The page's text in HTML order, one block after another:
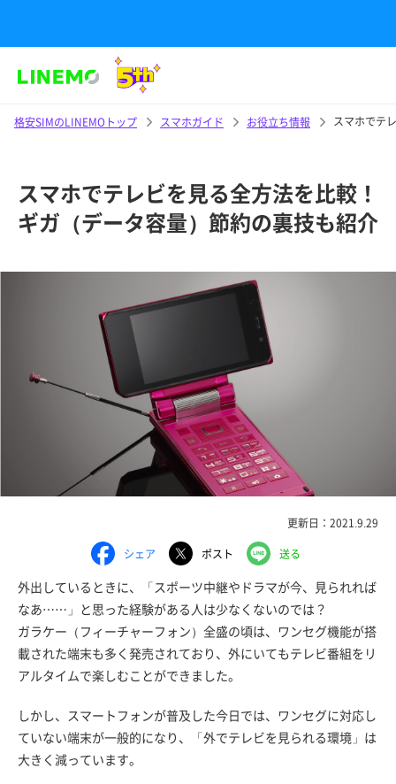
格安SIMのLINEMOトップ スマホガイド お役立ち情報 スマホでテ
スマホでテレビを見る全方法を比較！
ギガ（データ容量）節約の裏技も紹介
更新日：2021.9.29
シェア ポスト 送る
外出しているときに、「スポーツ中継やドラマが今、見られれば
なあ……」と思った経験がある人は少なくないのでは？
ガラケー（フィーチャーフォン）全盛の頃は、ワンセグ機能が搭
載された端末も多く発売されており、外にいてもテレビ番組をリ
アルタイムで楽しむことができました。
しかし、スマートフォンが普及した今日では、ワンセグに対応し
ていない端末が一般的になり、「外でテレビを見られる環境」は
大きく減っています。